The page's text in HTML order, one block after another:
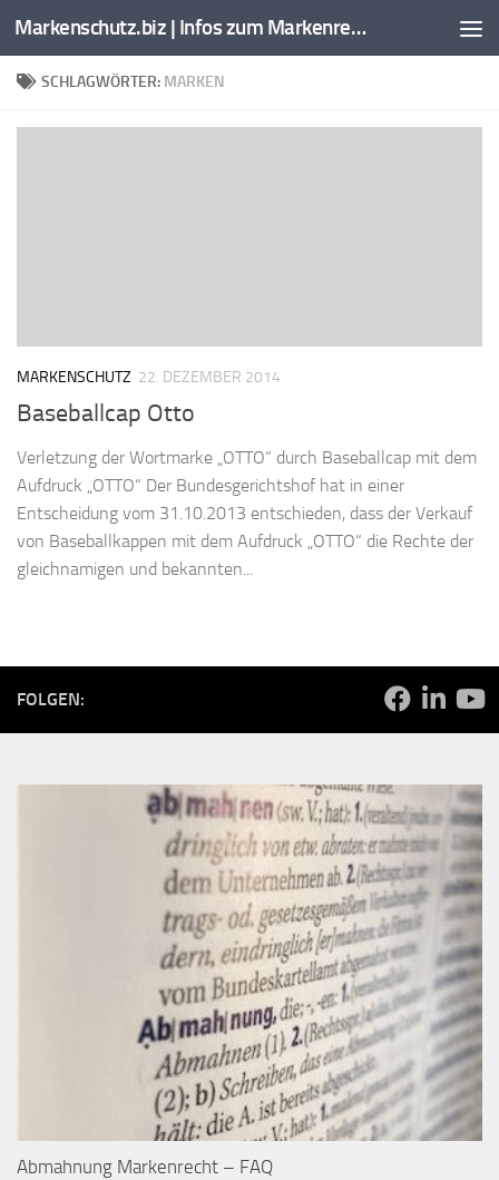
Zum Inhalt springen Markenschutz.biz | Infos zum Markenrecht, Kennzeichenrecht
SCHLAGWÖRTER: MARKEN
MARKENSCHUTZ 22. DEZEMBER 2014
Baseballcap Otto
Verletzung der Wortmarke „OTTO“ durch Baseballcap mit dem
Aufdruck „OTTO“ Der Bundesgerichtshof hat in einer
Entscheidung vom 31.10.2013 entschieden, dass der Verkauf
von Baseballkappen mit dem Aufdruck „OTTO“ die Rechte der
gleichnamigen und bekannten...
FOLGEN:
Abmahnung Markenrecht – FAQ